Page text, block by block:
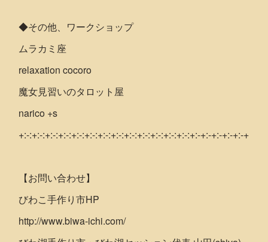
◆その他、ワークショップ
ムラカミ座
relaxation cocoro
魔女見習いのタロット屋
narico +s
+:-:+:-:+:-:+:-:+:-:+:-:+:-:+:-:+:-:+:-:+:-:+:-:+:-:+:-+:-+:-+:-+:-+
【お問い合わせ】
びわこ手作り市HP
http://www.biwa-ichi.com/